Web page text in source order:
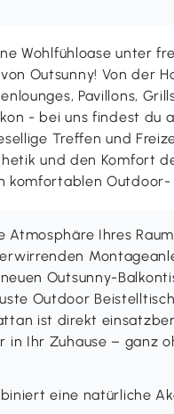
Wohlfühloase unter
Outsunny! Von der
Pavillons,
- bei uns findest du
Treffen und
und den Komfort
komfortablen Outdoor-
Ihres
Outsunny-
Outdoor
ist direkt
in Ihr Zuhause – ganz
eine natürliche